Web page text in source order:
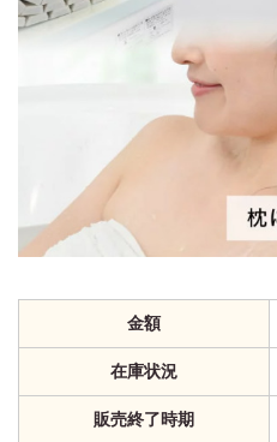
金額
在庫状況
販売終了時期